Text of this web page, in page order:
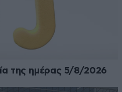
της ημέρας 5/8/2026